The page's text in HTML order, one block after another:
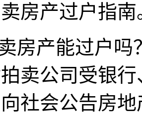
房产过户指南
房产能过户
卖公司受银
社会公告房